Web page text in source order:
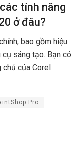
tính năng
ở đâu?
bao gồm hiệu
sáng tạo. Bạn có
chủ của Corel
Pro